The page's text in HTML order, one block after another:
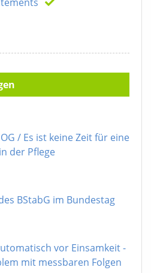
/ Es ist keine Zeit für eine
der Pflege
BStabG im Bundestag
vor Einsamkeit -
mit messbaren Folgen